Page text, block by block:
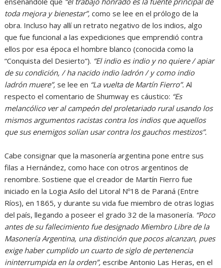
toda mejora y bienestar”, como se lee en el prólogo de la
obra. Incluso hay allí un retrato negativo de los indios, algo
que fue funcional a las expediciones que emprendió contra
ellos por esa época el hombre blanco (conocida como la
“Conquista del Desierto”). “El indio es indio y no quiere / apiar
de su condición, / ha nacido indio ladrón / y como indio
ladrón muere”, se lee en “La vuelta de Martín Fierro”. Al
respecto el comentario de Shumway es cáustico: “Es
melancólico ver al campeón del proletariado rural usando los
mismos argumentos racistas contra los indios que aquellos
que sus enemigos solían usar contra los gauchos mestizos”.
Cabe consignar que la masonería argentina pone entre sus
filas a Hernández, como hace con otros argentinos de
renombre. Sostiene que el creador de Martín Fierro fue
iniciado en la Logia Asilo del Litoral Nº18 de Paraná (Entre
Ríos), en 1865, y durante su vida fue miembro de otras logias
del país, llegando a poseer el grado 32 de la masonería. “Poco
antes de su fallecimiento fue designado Miembro Libre de la
Masonería Argentina, una distinción que pocos alcanzan, pues
exige haber cumplido un cuarto de siglo de pertenencia
ininterrumpida en la orden”, escribe Antonio Las Heras, en el